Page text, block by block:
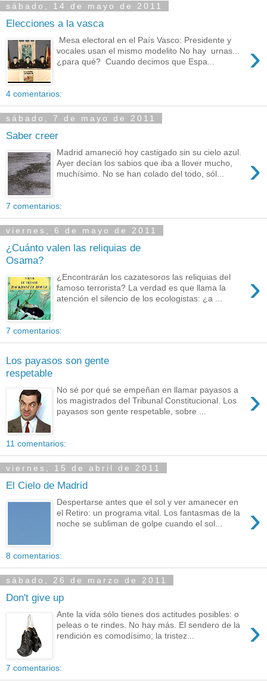
sábado, 14 de mayo de 2011
Elecciones a la vasca
›
Mesa electoral en el País Vasco: Presidente y
vocales usan el mismo modelito No hay urnas...
¿para qué? Cuando decimos que Espa...
4 comentarios:
sábado, 7 de mayo de 2011
Saber creer
›
Madrid amaneció hoy castigado sin su cielo azul.
Ayer decían los sabios que iba a llover mucho,
muchísimo. No se han colado del todo, sól...
7 comentarios:
viernes, 6 de mayo de 2011
¿Cuánto valen las reliquias de
Osama?
›
¿Encontrarán los cazatesoros las reliquias del
famoso terrorista? La verdad es que llama la
atención el silencio de los ecologistas: ¿a ...
7 comentarios:
Los payasos son gente
respetable
›
No sé por qué se empeñan en llamar payasos a
los magistrados del Tribunal Constitucional. Los
payasos son gente respetable, sobre ...
11 comentarios:
viernes, 15 de abril de 2011
El Cielo de Madrid
›
Despertarse antes que el sol y ver amanecer en
el Retiro: un programa vital. Los fantasmas de la
noche se subliman de golpe cuando el sol...
8 comentarios:
sábado, 26 de marzo de 2011
Don't give up
›
Ante la vida sólo tienes dos actitudes posibles: o
peleas o te rindes. No hay más. El sendero de la
rendición es comodísimo; la tristez...
7 comentarios: